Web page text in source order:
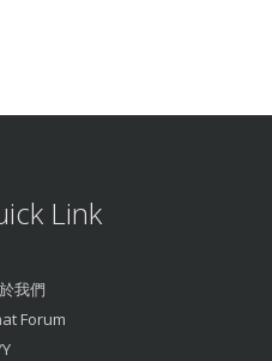
Link
我們
Forum